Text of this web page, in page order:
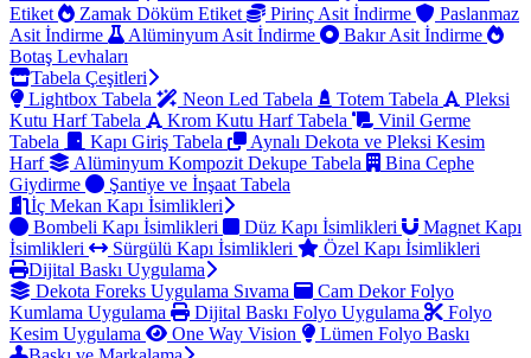
Etiket
Zamak Döküm Etiket Pirinç Asit İndirme
Paslanmaz
Asit İndirme
Alüminyum Asit İndirme
Bakır Asit İndirme
Botaş Levhaları
Tabela Çeşitleri
Lightbox Tabela
Neon Led Tabela Totem Tabela
Pleksi
Kutu Harf Tabela
Krom Kutu Harf Tabela
Vinil Germe
Tabela
Kapı Giriş Tabela
Aynalı Dekota ve Pleksi Kesim
Harf
Alüminyum Kompozit Dekupe Tabela
Bina Cephe
Giydirme
Şantiye ve İnşaat Tabela
İç Mekan Kapı İsimlikleri
Bombeli Kapı İsimlikleri
Düz Kapı İsimlikleri
Magnet Kapı
İsimlikleri
Sürgülü Kapı İsimlikleri
Özel Kapı İsimlikleri
Dijital Baskı Uygulama
Dekota Foreks Uygulama Sıvama
Cam Dekor Folyo
Kumlama Uygulama
Dijital Baskı Folyo Uygulama
Folyo
Kesim Uygulama
One Way Vision
Lümen Folyo Baskı